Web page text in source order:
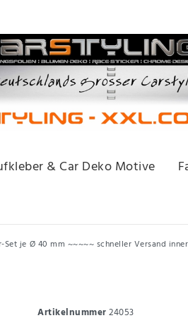
& Car Deko Motive
je Ø 40 mm ~~~~~ schneller Versand
Artikelnummer24053